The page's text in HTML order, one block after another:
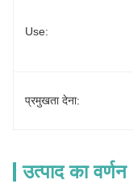
Use:
प्रमुखता देना:
उत्पाद का वर्णन